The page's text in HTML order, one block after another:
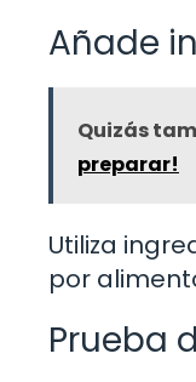
Añade
Quizás
preparar!
Utiliza
por
Prueba